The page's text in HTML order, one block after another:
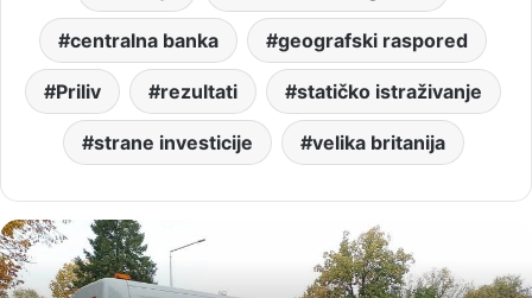
centralna banka geografski raspored
Priliv rezultati statičko istraživanje
strane investicije velika britanija